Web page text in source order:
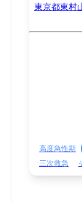
東京都東村
高度急性期
三次救急